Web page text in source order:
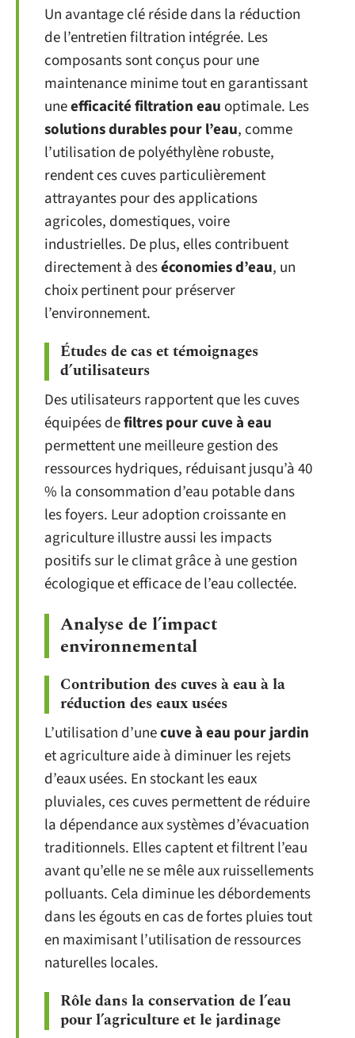
Un avantage clé réside dans la réduction
de l’entretien filtration intégrée. Les
composants sont conçus pour une
maintenance minime tout en garantissant
uneefficacité filtration eau optimale. Les
solutions durables pour l’eau, comme
l’utilisation de polyéthylène robuste,
rendent ces cuves particulièrement
attrayantes pour des applications
agricoles, domestiques, voire
industrielles. De plus, elles contribuent
directement à deséconomies d’eau, un
choix pertinent pour préserver
l’environnement.
Études de cas et témoignages
d’utilisateurs
Des utilisateurs rapportent que les cuves
équipées defiltres pour cuve à eau
permettent une meilleure gestion des
ressources hydriques, réduisant jusqu’à 40
% la consommation d’eau potable dans
les foyers. Leur adoption croissante en
agriculture illustre aussi les impacts
positifs sur le climat grâce à une gestion
écologique et efficace de l’eau collectée.
Analyse de l’impact
environnemental
Contribution des cuves à eau à la
réduction des eaux usées
L’utilisation d’unecuve à eau pour jardin
et agriculture aide à diminuer les rejets
d’eaux usées. En stockant les eaux
pluviales, ces cuves permettent de réduire
la dépendance aux systèmes d’évacuation
traditionnels. Elles captent et filtrent l’eau
avant qu’elle ne se mêle aux ruissellements
polluants. Cela diminue les débordements
dans les égouts en cas de fortes pluies tout
en maximisant l’utilisation de ressources
naturelles locales.
Rôle dans la conservation de l’eau
pour l’agriculture et le jardinage